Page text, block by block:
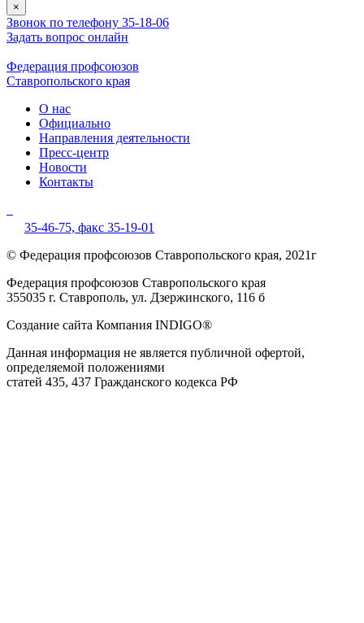
×
Звонок по телефону 35-18-06
Задать вопрос онлайн
Федерация профсоюзов
Ставропольского края
О нас
Официально
Направления деятельности
Пресс-центр
Новости
Контакты
35-46-75, факс 35-19-01
© Федерация профсоюзов Ставропольского края, 2021г
Федерация профсоюзов Ставропольского края
355035 г. Ставрополь, ул. Дзержинского, 116 б
Создание сайта Компания INDIGO®
Данная информация не является публичной офертой,
определяемой положениями
статей 435, 437 Гражданского кодекса РФ